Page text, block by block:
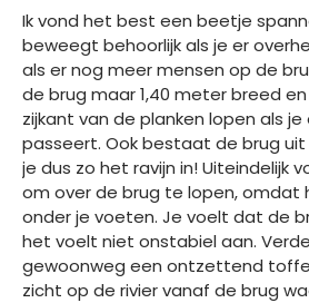
Ik vond het best een beetje
beweegt behoorlijk als je er
als er nog meer mensen op de
de brug maar 1,40 meter breed
zijkant van de planken lopen als
passeert. Ook bestaat de brug uit
je dus zo het ravijn in! Uiteindelijk
om over de brug te lopen, omdat
onder je voeten. Je voelt dat de
het voelt niet onstabiel aan.
gewoonweg een ontzettend
zicht op de rivier vanaf de brug